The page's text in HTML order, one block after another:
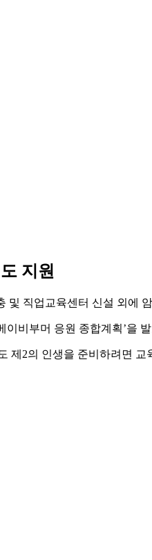
지원
직업교육센터 신설 외에
이비부머 응원 종합계획’을
제2의 인생을 준비하려면